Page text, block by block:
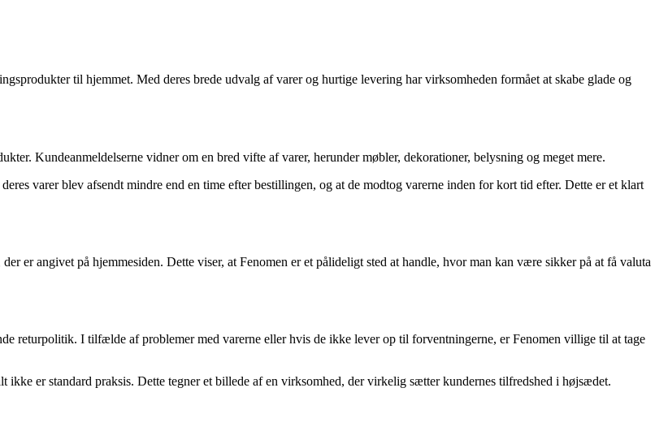
til hjemmet. Med deres brede udvalg af varer og hurtige levering har virksomheden formået at skabe glade og
Kundeanmeldelserne vidner om en bred vifte af varer, herunder møbler, dekorationer, belysning og meget mere.
varer blev afsendt mindre end en time efter bestillingen, og at de modtog varerne inden for kort tid efter. Dette er et klart
er angivet på hjemmesiden. Dette viser, at Fenomen er et pålideligt sted at handle, hvor man kan være sikker på at få valuta
returpolitik. I tilfælde af problemer med varerne eller hvis de ikke lever op til forventningerne, er Fenomen villige til at tage
er standard praksis. Dette tegner et billede af en virksomhed, der virkelig sætter kundernes tilfredshed i højsædet.